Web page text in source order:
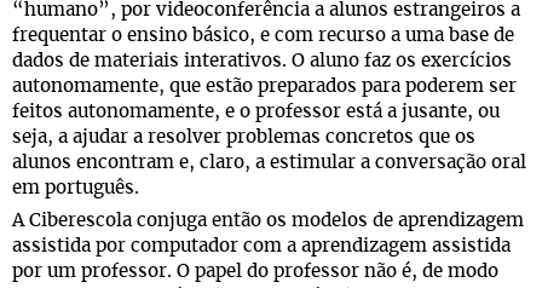
“humano”, por videoconferência a alunos estrangeiros a
frequentar o ensino básico, e com recurso a uma base de
dados de materiais interativos. O aluno faz os exercícios
autonomamente, que estão preparados para poderem ser
feitos autonomamente, e o professor está a jusante, ou
seja, a ajudar a resolver problemas concretos que os
alunos encontram e, claro, a estimular a conversação oral
em português.
A Ciberescola conjuga então os modelos de aprendizagem
assistida por computador com a aprendizagem assistida
por um professor. O papel do professor não é, de modo